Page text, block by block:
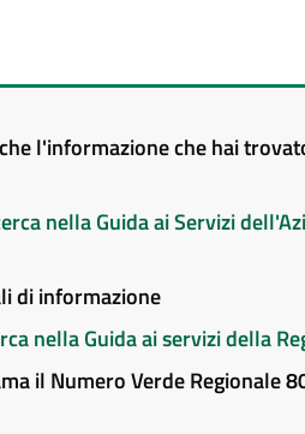
l'informazione che hai
nella Guida ai Servizi
di informazione
nella Guida ai servizi della
il Numero Verde Regionale